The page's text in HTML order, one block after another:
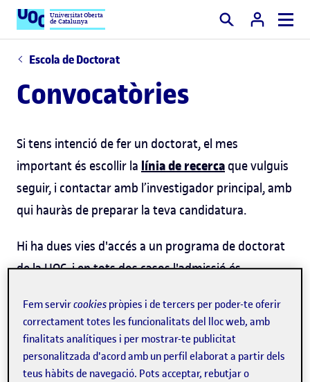
Universitat Oberta
de Catalunya Cercar
Escola de Doctorat
Convocatòries
Si tens intenció de fer un doctorat, el mes
important és escollir la línia de recerca que vulguis
seguir, i contactar amb l’investigador principal, amb
qui hauràs de preparar la teva candidatura.
Hi ha dues vies d'accés a un programa de doctorat
de la UOC, i en tots dos casos l'admissió és
comissions acadèmiques de cada programa:La
convocatòria ordinària.
Per sol·licitar l’accés i admissió,segueix els passos
Fem servircookies pròpies i de tercers per poder-te oferir
correctament totes les funcionalitats del lloc web, amb
finalitats analítiques i per mostrar-te publicitat
personalitzada d'acord amb un perfil elaborat a partir dels
teus hàbits de navegació. Pots acceptar, rebutjar o